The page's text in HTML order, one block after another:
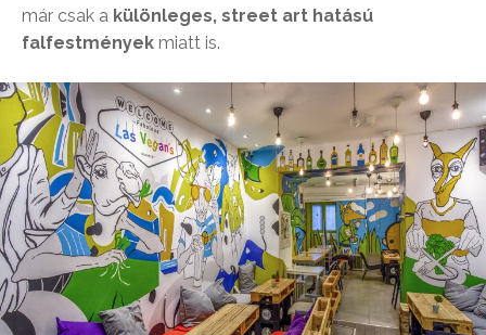
már csak a különleges, street art hatású
falfestmények miatt is.